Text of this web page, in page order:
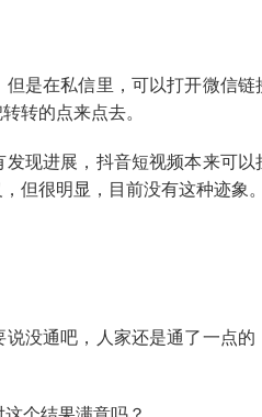
是在私信里，可以打开微信
转的点来点去。
现进展，抖音短视频本来可以
但很明显，目前没有这种迹象。
没通吧，人家还是通了一点